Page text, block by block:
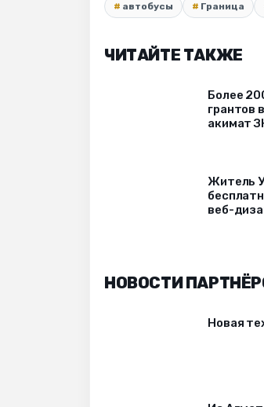
автобусы Граница
ЧИТАЙТЕ ТАКЖЕ
Более
грантов
акимат
Житель
веб-
НОВОСТИ
Новая